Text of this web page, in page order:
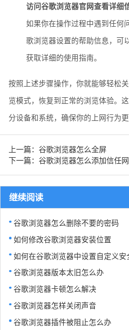
访问谷歌浏览器官网查看详细
如果你在操作过程中遇到任何
歌浏览器设置的帮助信息，可
获取详细的使用指南。
按照上述步骤操作，你就能够轻松
览模式，恢复到正常的浏览体验。
分设备和系统，确保你的上网行为更
上一篇：谷歌浏览器怎么全屏
下一篇：谷歌浏览器怎么添加信任
继续阅读
谷歌浏览器怎么删除不要的密码
如何修改谷歌浏览器安装位置
如何在谷歌浏览器中设置自定义安
谷歌浏览器版本太旧怎么办
谷歌浏览器卡顿怎么解决
谷歌浏览器怎样关闭声音
谷歌浏览器插件被阻止怎么办